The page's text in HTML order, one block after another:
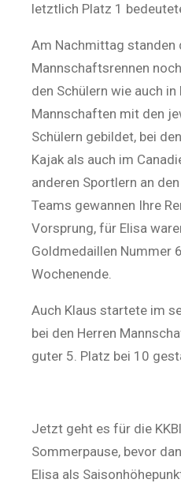
letztlich Platz 1
Am Nachmittag standen
Mannschaftsrennen
den Schülern wie auch in
Mannschaften mit den
Schülern gebildet, bei
Kajak als auch im
anderen Sportlern an
Teams gewannen Ihre
Vorsprung, für Elisa
Goldmedaillen Nummer
Wochenende.
Auch Klaus startete im
bei den Herren
guter 5. Platz bei 10
Jetzt geht es für die
Sommerpause, bevor
Elisa als